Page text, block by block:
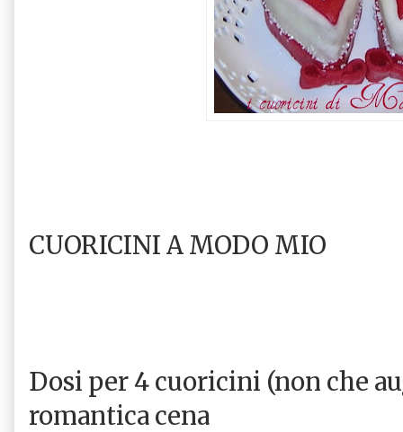
CUORICINI A MODO MIO
Dosi per 4 cuoricini (non che
romantica cena